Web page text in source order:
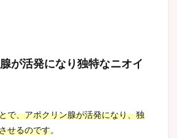
が活発になり独特なニオイ
で、アポクリン腺が活発になり、独
せるのです。